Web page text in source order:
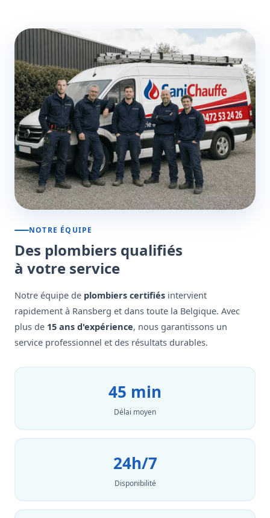
NOTRE ÉQUIPE
Des plombiers qualifiés
à votre service
Notre équipe de plombiers certifiés intervient
rapidement à Ransberg et dans toute la Belgique. Avec
plus de 15 ans d'expérience, nous garantissons un
service professionnel et des résultats durables.
45 min
Délai moyen
24h/7
Disponibilité